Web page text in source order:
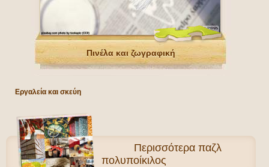
Πινέλα και ζωγραφική
Εργαλεία και σκεύη
Περισσότερα παζλ
πολυποίκιλος